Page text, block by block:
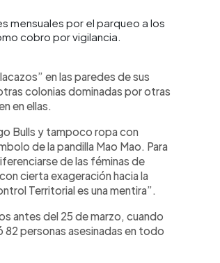
mensuales por el parqueo a los
cobro por vigilancia.
en las paredes de sus
colonias dominadas por otras
en ellas.
Bulls y tampoco ropa con
de la pandilla Mao Mao. Para
de las féminas de
cierta exageración hacia la
Territorial es una mentira”.
antes del 25 de marzo, cuando
personas asesinadas en todo